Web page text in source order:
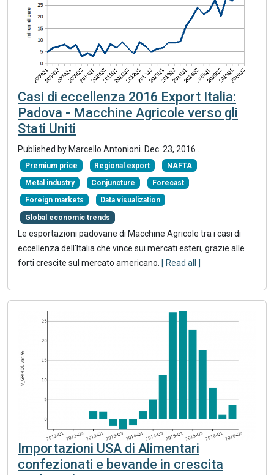
Casi di eccellenza 2016 Export Italia:
Padova - Macchine Agricole verso gli
Stati Uniti
Published by Marcello Antonioni. Dec. 23, 2016 .
Premium price Regional export NAFTA
Metal industry Conjuncture Forecast
Foreign markets Data visualization
Global economic trends
Le esportazioni padovane di Macchine Agricole tra i casi di
eccellenza dell'Italia che vince sui mercati esteri, grazie alle
forti crescite sul mercato americano. [ Read all ]
Importazioni USA di Alimentari
confezionati e bevande in crescita